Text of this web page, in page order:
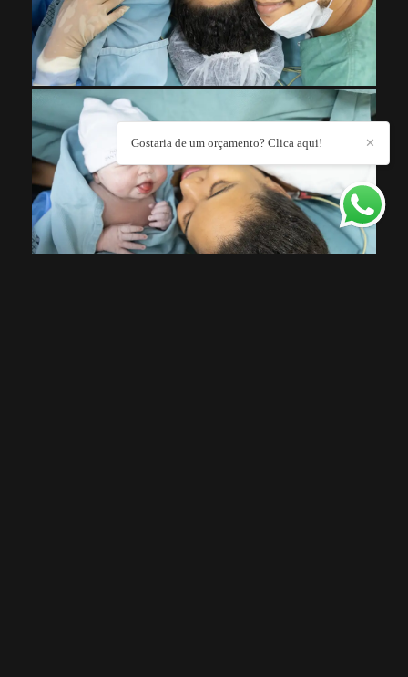
✕
Gostaria de um orçamento? Clica aqui!